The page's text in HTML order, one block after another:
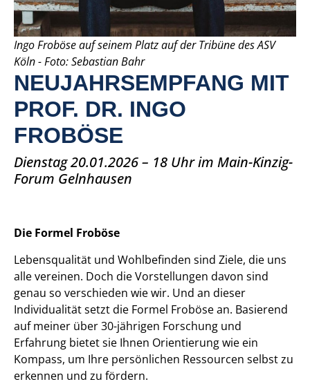
Ingo Froböse auf seinem Platz auf der Tribüne des ASV
Köln - Foto: Sebastian Bahr
NEUJAHRSEMPFANG MIT
PROF. DR. INGO
FROBÖSE
Dienstag 20.01.2026 – 18 Uhr im Main-Kinzig-
Forum Gelnhausen
Die Formel Froböse
Lebensqualität und Wohlbefinden sind Ziele, die uns
alle vereinen. Doch die Vorstellungen davon sind
genau so verschieden wie wir. Und an dieser
Individualität setzt die Formel Froböse an. Basierend
auf meiner über 30-jährigen Forschung und
Erfahrung bietet sie Ihnen Orientierung wie ein
Kompass, um Ihre persönlichen Ressourcen selbst zu
erkennen und zu fördern.